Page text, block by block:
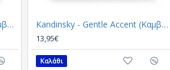
Kandinsky - Couple Riding (Καμβάς) Kandinsky - Gentle Accent (Καμβάς)
13,95€
Καλάθι